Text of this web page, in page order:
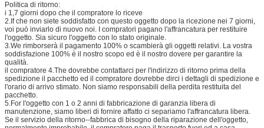
Politica di ritorno:
i 1,7 giorni dopo che il compratore lo riceve
2.If che non siete soddisfatto con questo oggetto dopo la ricezione nei 7 giorni,
voi può inviarlo di nuovo noi. I compratori pagano l'affrancatura per restituire
l'oggetto. Sia sicuro l'oggetto con lo stato originale.
3.We rimborserà il pagamento 100% o scambierà gli oggetti relativi. La vostra
soddisfazione 100% è il nostro scopo ed è il nostro dovere per garantire la
qualità.
il compratore 4.The dovrebbe contattarci per l'indirizzo di ritorno prima della
spedizione il pacchetto ed il compratore dovrebbe dirci i dettagli di spedizione e
l'orario di arrivo stimato. Non siamo responsabili della perdita restituita del
pacchetto.
5.For l'oggetto con 1 o 2 anni di fabbricazione di garanzia libera di
manutenzione, siamo liberi di fornire affatto ci separiamo l'affrancatura libera.
Se il servizio della ritorno--fabbrica di bisogno della riparazione dell'oggetto,